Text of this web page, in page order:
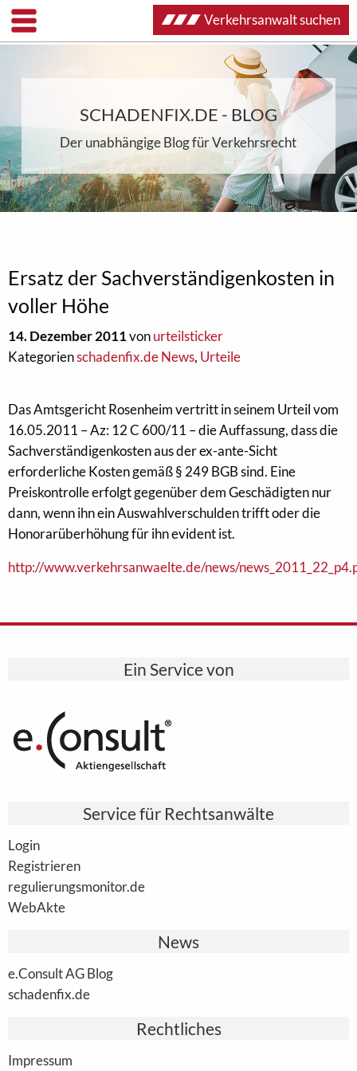
SCHADENFIX.DE - BLOG
Der unabhängige Blog für Verkehrsrecht
Ersatz der Sachverständigenkosten in
voller Höhe
14. Dezember 2011vonurteilsticker
Kategorienschadenfix.de News, Urteile
Das Amtsgericht Rosenheim vertritt in seinem Urteil vom
16.05.2011 – Az: 12 C 600/11 – die Auffassung, dass die
Sachverständigenkosten aus der ex-ante-Sicht
erforderliche Kosten gemäß § 249 BGB sind. Eine
Preiskontrolle erfolgt gegenüber dem Geschädigten nur
dann, wenn ihn ein Auswahlverschulden trifft oder die
Honorarüberhöhung für ihn evident ist.
http://www.verkehrsanwaelte.de/news/
Ein Service von
Service für Rechtsanwälte
Login
Registrieren
regulierungsmonitor.de
WebAkte
News
e.Consult AG Blog
schadenfix.de
Rechtliches
Impressum
Verkehrsanwalt suchen